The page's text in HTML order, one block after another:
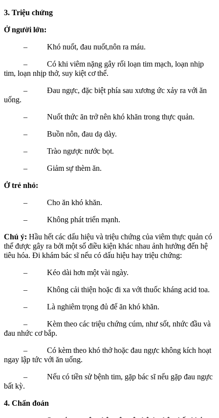
3. Triệu chứng
Ở người lớn:
– Khó nuốt, đau nuốt,nôn ra máu.
– Có khi viêm nặng gây rối loạn tim mạch, loạn nhịp
tim, loạn nhịp thở, suy kiệt cơ thể.
– Đau ngực, đặc biệt phía sau xương ức xảy ra với ăn
uống.
– Nuốt thức ăn trở nên khó khăn trong thực quản.
– Buồn nôn, đau dạ dày.
– Trào ngược nước bọt.
– Giảm sự thèm ăn.
Ở trẻ nhỏ:
– Cho ăn khó khăn.
– Không phát triển mạnh.
Chú ý: Hầu hết các dấu hiệu và triệu chứng của viêm thực quản có
thể được gây ra bởi một số điều kiện khác nhau ảnh hưởng đến hệ
tiêu hóa. Đi khám bác sĩ nếu có dấu hiệu hay triệu chứng:
– Kéo dài hơn một vài ngày.
– Không cải thiện hoặc đi xa với thuốc kháng acid toa.
– Là nghiêm trọng đủ để ăn khó khăn.
– Kèm theo các triệu chứng cúm, như sốt, nhức đầu và
đau nhức cơ bắp.
– Có kèm theo khó thở hoặc đau ngực không kích hoạt
ngay lập tức với ăn uống.
– Nếu có tiền sử bệnh tim, gặp bác sĩ nếu gặp đau ngực
bất kỳ.
4. Chẩn đoán